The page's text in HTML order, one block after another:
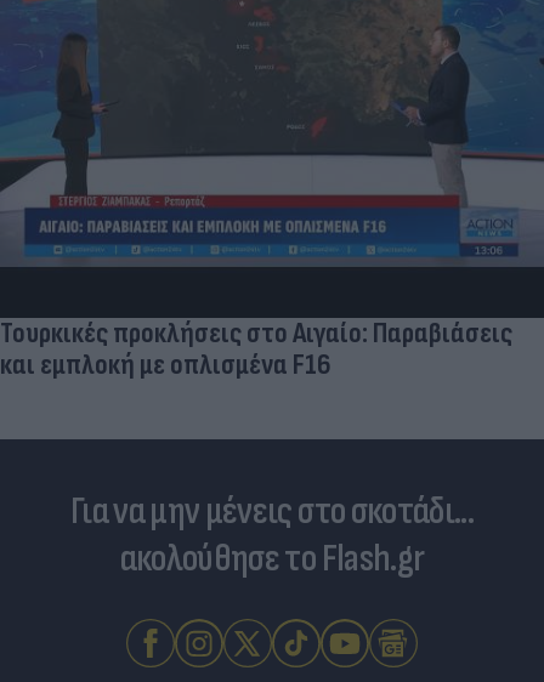
στο Αιγαίο: Παραβιάσεις
με οπλισμένα F16
Και οι
Για να μην μένεις στο σκοτάδι...
ακολούθησε το Flash.gr